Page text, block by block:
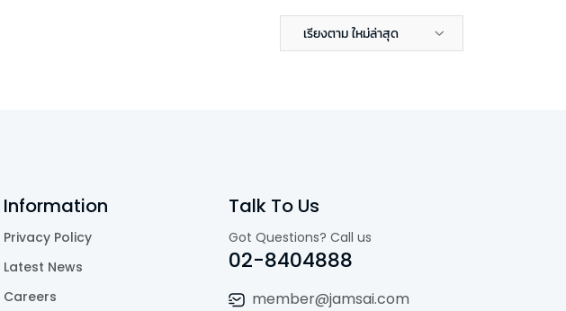
เรียงตาม ใหม่ล่าสุด
Information
Privacy Policy
Latest News
Careers
Talk To Us
Got Questions? Call us
02-8404888
member@jamsai.com